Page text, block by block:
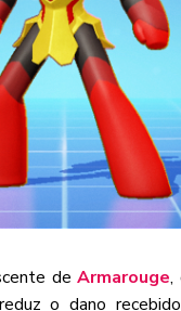
deArmarouge,
o dano